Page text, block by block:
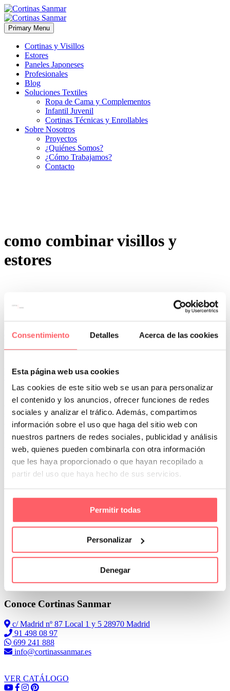
Consentimiento Detalles Acerca de las cookies
Esta página web usa cookies
Las cookies de este sitio web se usan para personalizar
el contenido y los anuncios, ofrecer funciones de redes
sociales y analizar el tráfico. Además, compartimos
información sobre el uso que haga del sitio web con
nuestros partners de redes sociales, publicidad y análisis
web, quienes pueden combinarla con otra información
que les haya proporcionado o que hayan recopilado a
partir del uso que haya hecho de sus servicios.
Permitir todas
Personalizar
Denegar
Primary Menu
Cortinas y Visillos
Estores
Paneles Japoneses
Profesionales
Blog
Soluciones Textiles
Ropa de Cama y Complementos
Infantil Juvenil
Cortinas Técnicas y Enrollables
Sobre Nosotros
Proyectos
¿Quiénes Somos?
¿Cómo Trabajamos?
Contacto
como combinar visillos y
estores
0
un mismo salón
Es habitual encontrar en un salón una puerta de salida a la terraza
con cristal hasta abajo y una ventana a media altura. Pueden estar
separadas o haciendo un mirador en forma de L. En este caso, te
contamos como puedes decorar las ventanas para perder el menor
espacio posible.
En la puerta elegiremos un elegante visillo. Esto nos permite cubrir
toda la puerta hasta el suelo. Además lo haremos en una sola pieza,
sin cortes en el medio. Esto nos permite un deslazamiento lateral del
tejido. Lo acumularemos al lado contrario al que solemos salir al
patio o terraza.
Leer Más
Conoce Cortinas Sanmar
c/ Madrid nº 87 Local 1 y 5 28970 Madrid
91 498 08 97
699 241 888
info@cortinassanmar.es
VER CATÁLOGO